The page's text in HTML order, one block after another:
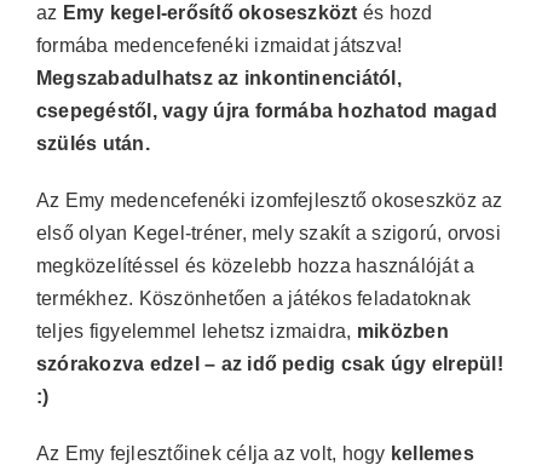
az Emy kegel-erősítő okoseszközt és hozd
formába medencefenéki izmaidat játszva!
Megszabadulhatsz az inkontinenciától,
csepegéstől, vagy újra formába hozhatod magad
szülés után.
Az Emy medencefenéki izomfejlesztő okoseszköz az
első olyan Kegel-tréner, mely szakít a szigorú, orvosi
megközelítéssel és közelebb hozza használóját a
termékhez. Köszönhetően a játékos feladatoknak
teljes figyelemmel lehetsz izmaidra, miközben
szórakozva edzel – az idő pedig csak úgy elrepül!
:)
Az Emy fejlesztőinek célja az volt, hogy kellemes